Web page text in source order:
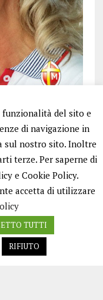
del sito e
di navigazione in
sul nostro sito. Inoltre
terze. Per saperne di
e Cookie Policy.
accetta di utilizzare
TUTTI
RIFIUTO